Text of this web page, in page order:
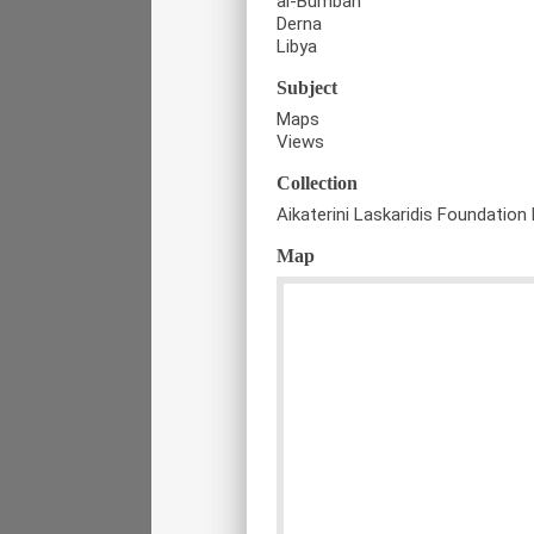
Derna
Libya
Subject
Maps
Views
Collection
Aikaterini Laskaridis Foundation
Map